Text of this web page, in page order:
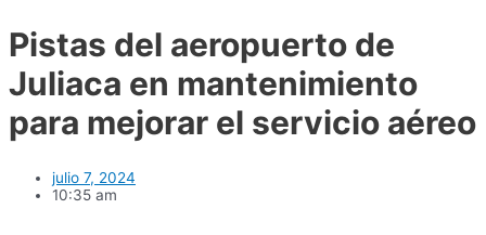
Pistas del aeropuerto de
Juliaca en mantenimiento
para mejorar el servicio aéreo
julio 7, 2024
10:35 am